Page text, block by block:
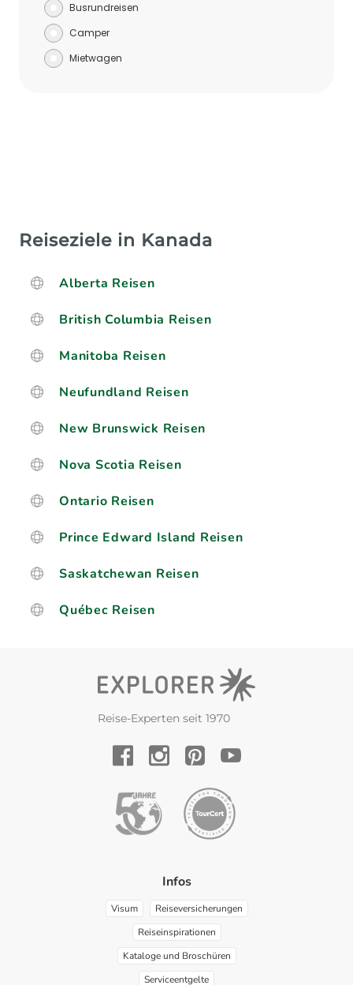
Busrundreisen
Camper
Mietwagen
Reiseziele in Kanada
Alberta Reisen
British Columbia Reisen
Manitoba Reisen
Neufundland Reisen
New Brunswick Reisen
Nova Scotia Reisen
Ontario Reisen
Prince Edward Island Reisen
Saskatchewan Reisen
Québec Reisen
Reise-Experten seit 1970
Infos
Visum
Reiseversicherungen
Reiseinspirationen
Kataloge und Broschüren
Serviceentgelte